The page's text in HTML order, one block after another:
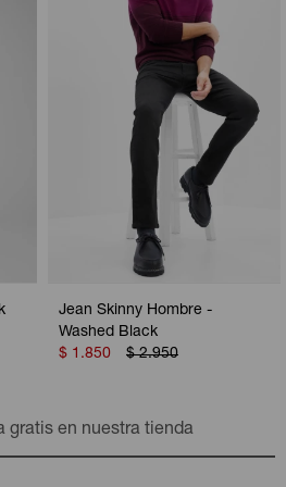
Jean Skinny Hombre -
Washed Black
$ 1.850 $ 2.950
gratis en nuestra tienda